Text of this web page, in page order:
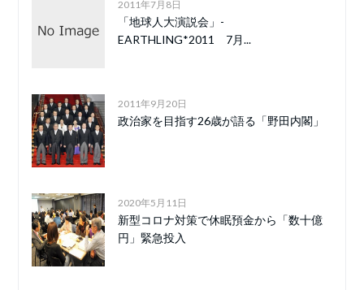
2011年7月8日
「地球人大演説会」-
EARTHLING*2011 7月...
2011年9月20日
政治家を目指す26歳が語る「野田内閣」
2020年5月11日
新型コロナ対策で休眠預金から「数十億
円」緊急投入